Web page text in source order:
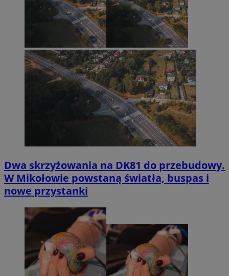
Dwa skrzyżowania na DK81 do przebudowy.
W Mikołowie powstaną światła, buspas i
nowe przystanki